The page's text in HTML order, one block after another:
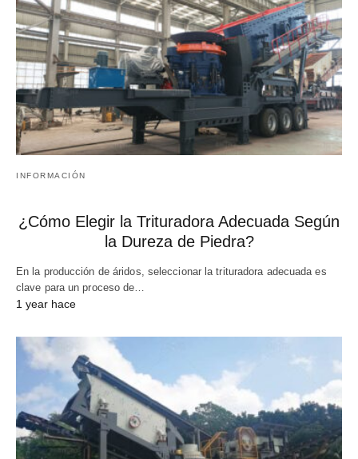
INFORMACIÓN
¿Cómo Elegir la Trituradora Adecuada Según
la Dureza de Piedra?
En la producción de áridos, seleccionar la trituradora adecuada es
clave para un proceso de…
1 year hace